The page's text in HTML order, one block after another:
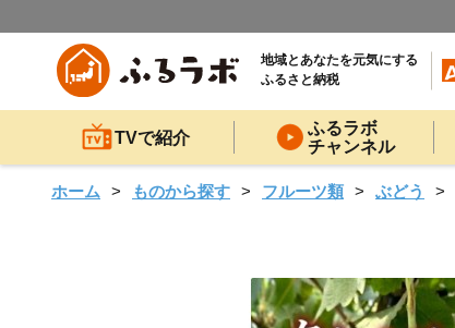
地域とあなたを元気にする
ふるさと納税
TVで紹介
ふるラボ
チャンネル
ホーム ものから探す フルーツ類 ぶどう